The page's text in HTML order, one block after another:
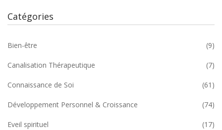
Catégories
Bien-être (9)
Canalisation Thérapeutique (7)
Connaissance de Soi (61)
Développement Personnel & Croissance (74)
Eveil spirituel (17)